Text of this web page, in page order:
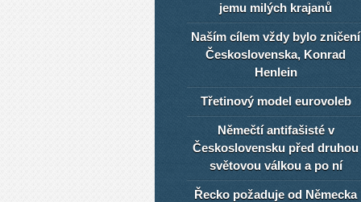
jemu milých krajanů
Naším cílem vždy bylo zničení
Československa, Konrad
Henlein
Třetinový model eurovoleb
Němečtí antifašisté v
Československu před druhou
světovou válkou a po ní
Řecko požaduje od Německa